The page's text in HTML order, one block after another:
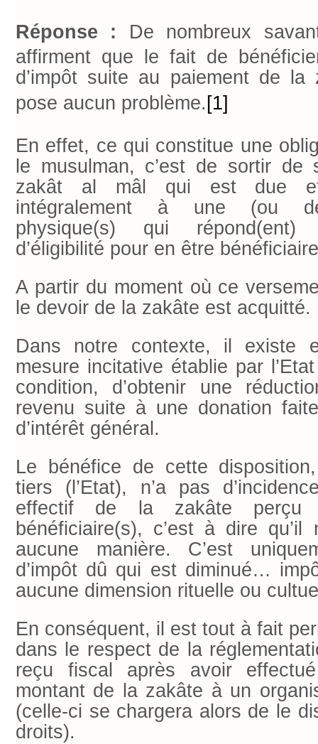
Réponse : De nombreux
affirment que le fait de
d’impôt suite au paiement de
pose aucun problème. [1]
En effet, ce qui constitue une
le musulman, c’est de sortir de
zakât al mâl qui est due
intégralement à une (ou
physique(s) qui répond(ent)
d’éligibilité pour en être
A partir du moment où ce
le devoir de la zakâte est acquitté.
Dans notre contexte, il existe
mesure incitative établie par
condition, d’obtenir une
revenu suite à une donation
d’intérêt général.
Le bénéfice de cette
tiers (l’Etat), n’a pas
effectif de la zakâte perçu
bénéficiaire(s), c’est à dire
aucune manière. C’est
d’impôt dû qui est diminué…
aucune dimension rituelle ou
En conséquent, il est tout à fait
dans le respect de la
reçu fiscal après avoir
montant de la zakâte à un
(celle-ci se chargera alors de le
droits).